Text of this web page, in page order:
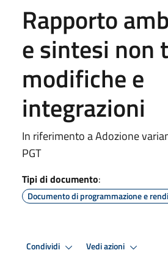
Rapporto
e sintesi non
modifiche e
integrazioni
In riferimento a Adozione
PGT
Tipi di documento:
Documento di programmazione e
Condividi Vedi azioni